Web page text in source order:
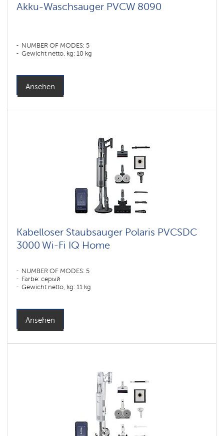
Akku-Waschsauger PVCW 8090
NUMBER OF MODES: 5
Gewicht netto, kg: 10 kg
Ansehen
Kabelloser Staubsauger Polaris PVCSDC
3000 Wi-Fi IQ Home
NUMBER OF MODES: 5
Farbe: серый
Gewicht netto, kg: 11 kg
Ansehen